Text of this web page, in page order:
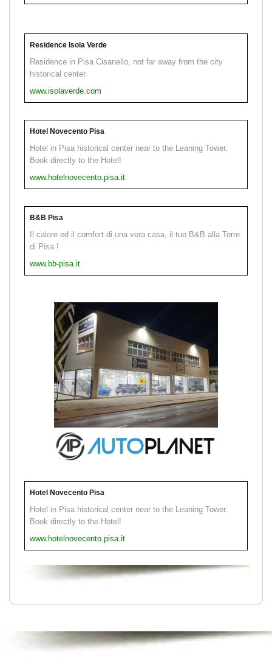
Residence Isola Verde
Residence in Pisa Cisanello, not far away from the city
historical center.
www.isolaverde.com
Hotel Novecento Pisa
Hotel in Pisa historical center near to the Leaning Tower.
Book directly to the Hotel!
www.hotelnovecento.pisa.it
B&B Pisa
Il calore ed il comfort di una vera casa, il tuo B&B alla Torre
di Pisa !
www.bb-pisa.it
Hotel Novecento Pisa
Hotel in Pisa historical center near to the Leaning Tower.
Book directly to the Hotel!
www.hotelnovecento.pisa.it